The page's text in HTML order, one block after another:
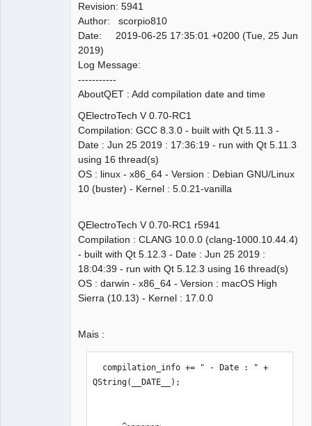
Revision: 5941
Author: scorpio810
Date: 2019-06-25 17:35:01 +0200 (Tue, 25 Jun
2019)
Log Message:
-----------
AboutQET : Add compilation date and time
QElectroTech V 0.70-RC1
Compilation: GCC 8.3.0 - built with Qt 5.11.3 -
Date : Jun 25 2019 : 17:36:19 - run with Qt 5.11.3
using 16 thread(s)
OS : linux - x86_64 - Version : Debian GNU/Linux
10 (buster) - Kernel : 5.0.21-vanilla
QElectroTech V 0.70-RC1 r5941
Compilation : CLANG 10.0.0 (clang-1000.10.44.4)
- built with Qt 5.12.3 - Date : Jun 25 2019 :
18:04:39 - run with Qt 5.12.3 using 16 thread(s)
OS : darwin - x86_64 - Version : macOS High
Sierra (10.13) - Kernel : 17.0.0
Mais :
compilation_info += " - Date : " +
QString(__DATE__);